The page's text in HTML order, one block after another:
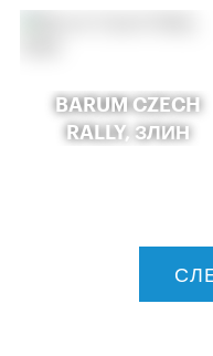
BARUM CZECH
RALLY, ЗЛИН